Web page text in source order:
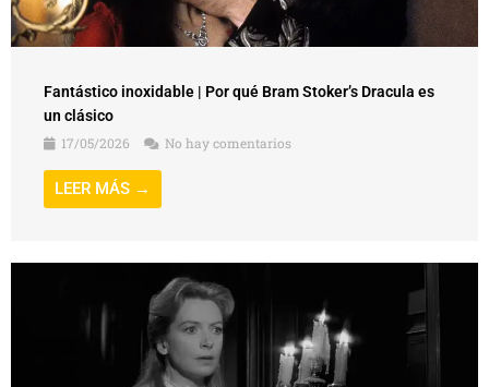
Fantástico inoxidable | Por qué Bram Stoker’s Dracula es
un clásico
17/05/2026
No hay comentarios
LEER MÁS →